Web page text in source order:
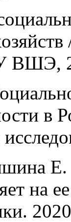
ВШЭ,
в
Е.
на